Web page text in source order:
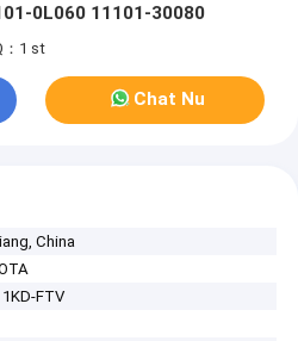
0L060 11101-30080
：1 st
Chat Nu
China
1KD-FTV